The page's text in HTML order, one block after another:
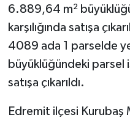
6.889,64 m²
karşılığında satışa
4089 ada 1 parselde
büyüklüğündeki parsel
satışa çıkarıldı.
Edremit ilçesi Kurubaş